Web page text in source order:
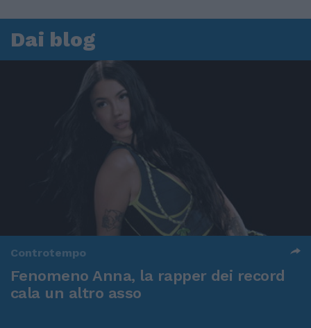
Dai blog
Controtempo
Fenomeno Anna, la rapper dei record
cala un altro asso